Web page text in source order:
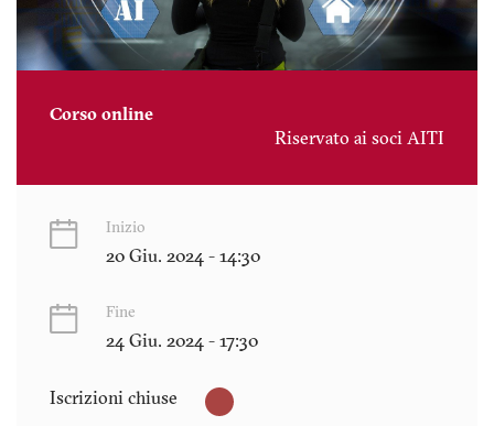
Corso online
Riservato ai soci AITI
Inizio
20 Giu. 2024 - 14:30
Fine
24 Giu. 2024 - 17:30
Iscrizioni chiuse